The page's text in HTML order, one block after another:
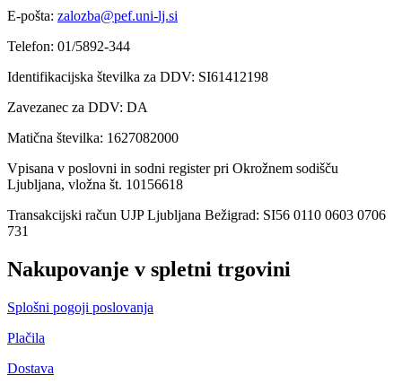
E-pošta: zalozba@pef.uni-lj.si
Telefon: 01/5892-344
Identifikacijska številka za DDV: SI61412198
Zavezanec za DDV: DA
Matična številka: 1627082000
Vpisana v poslovni in sodni register pri Okrožnem sodišču
Ljubljana, vložna št. 10156618
Transakcijski račun UJP Ljubljana Bežigrad: SI56 0110 0603 0706
731
Nakupovanje v spletni trgovini
Splošni pogoji poslovanja
Plačila
Dostava